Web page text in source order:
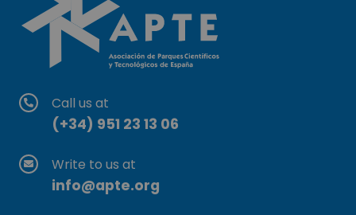
Call us at
(+34) 951 23 13 06
Write to us at
info@apte.org